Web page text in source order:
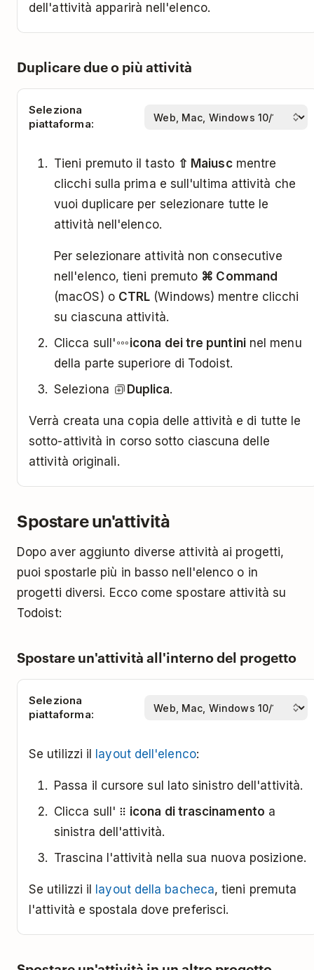
dell'attività apparirà nell'elenco.
Duplicare due o più attività
Seleziona
piattaforma:
Tieni premuto il tasto ⇧ Maiuscmentre
clicchi sulla prima e sull'ultima attività che
vuoi duplicare per selezionare tutte le
attività nell'elenco.
Per selezionare attività non consecutive
nell'elenco, tieni premuto ⌘ Command
(macOS) o CTRL (Windows) mentre clicchi
su ciascuna attività.
Clicca sull'
icona dei tre puntininel menu
della parte superiore di Todoist.
Seleziona
Duplica.
Verrà creata una copia delle attività e di tutte le
sotto-attività in corso sotto ciascuna delle
attività originali.
Spostare un'attività
Dopo aver aggiunto diverse attività ai progetti,
puoi spostarle più in basso nell'elenco o in
progetti diversi. Ecco come spostare attività su
Todoist:
Spostare un'attività all'interno del progetto
Seleziona
piattaforma:
Se utilizzi il layout dell'elenco:
Passa il cursore sul lato sinistro dell'attività.
Clicca sull'
icona di trascinamento a
sinistra dell'attività.
Trascina l'attività nella sua nuova posizione.
Se utilizzi il layout della bacheca, tieni premuta
l'attività e spostala dove preferisci.